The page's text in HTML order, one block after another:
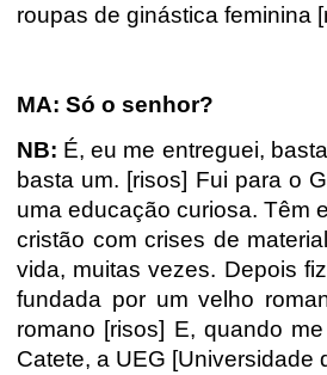
roupas de ginástica feminina
MA: Só o senhor?
NB: É, eu me entreguei,
basta um. [risos] Fui para o
uma educação curiosa. Têm
cristão com crises de
vida, muitas vezes. Depois
fundada por um velho
romano [risos] E, quando
Catete, a UEG [Universidade